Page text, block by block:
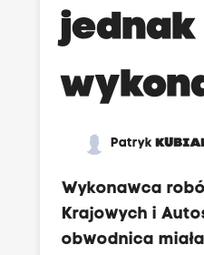
jednak
Patryk
Wykonawca
Krajowych i
obwodnica